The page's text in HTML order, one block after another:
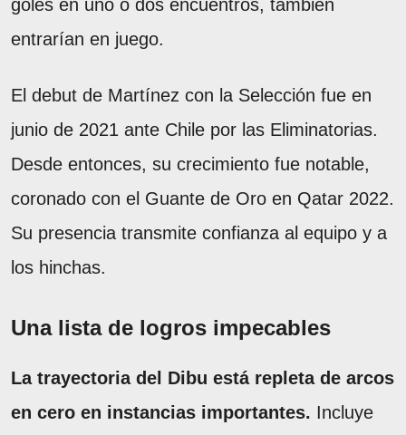
goles en uno o dos encuentros, también
entrarían en juego.
El debut de Martínez con la Selección fue en
junio de 2021 ante Chile por las Eliminatorias.
Desde entonces, su crecimiento fue notable,
coronado con el Guante de Oro en Qatar 2022.
Su presencia transmite confianza al equipo y a
los hinchas.
Una lista de logros impecables
La trayectoria del Dibu está repleta de arcos
en cero en instancias importantes. Incluye